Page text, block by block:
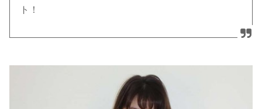
ト！